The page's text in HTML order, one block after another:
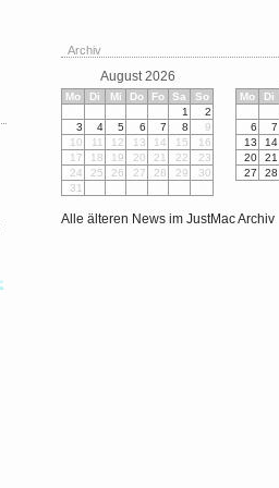
Archiv
August 2026
Mo Di Mi Do Fo Sa
So
1
2
3
4 5 6 7 8
9
10
11 12 13 14 15
16
17
18 19 20 21 22
23
24
25 26 27 28 29
30
31
Mo Di
6
7
13
14
20
21
27
28
Alle älteren News im JustMac Archiv